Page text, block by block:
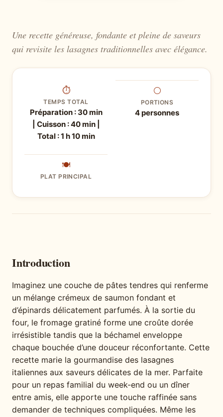
Une recette généreuse, fondante et pleine de saveurs
qui revisite les lasagnes traditionnelles avec élégance.
⏱
TEMPS TOTAL
Préparation : 30 min
| Cuisson : 40 min |
Total : 1 h 10 min
⚪
PORTIONS
4 personnes
🍽
PLAT PRINCIPAL
Introduction
Imaginez une couche de pâtes tendres qui renferme
un mélange crémeux de saumon fondant et
d’épinards délicatement parfumés. À la sortie du
four, le fromage gratiné forme une croûte dorée
irrésistible tandis que la béchamel enveloppe
chaque bouchée d’une douceur réconfortante. Cette
recette marie la gourmandise des lasagnes
italiennes aux saveurs délicates de la mer. Parfaite
pour un repas familial du week-end ou un dîner
entre amis, elle apporte une touche raffinée sans
demander de techniques compliquées. Même les